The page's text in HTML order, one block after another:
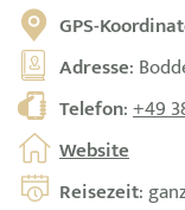
GPS-
Adresse:
Telefon:+49
Website
Reisezeit: